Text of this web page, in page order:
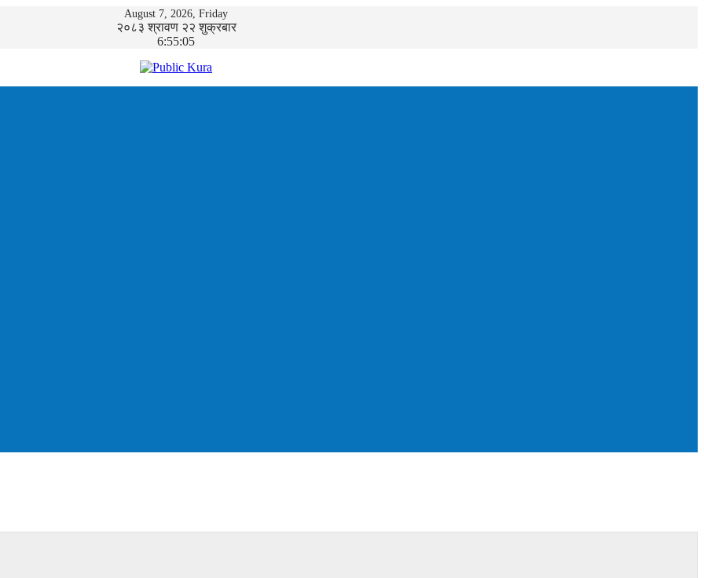
August 7, 2026, Friday
२०८३ श्रावण २२ शुक्रबार
6:55:06